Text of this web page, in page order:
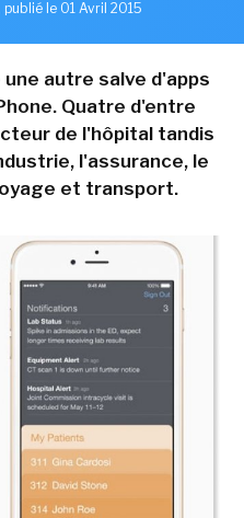
publié le 01 Avril 2015
autre salve d'apps
Quatre d'entre
de l'hôpital tandis
l'assurance, le
et transport.